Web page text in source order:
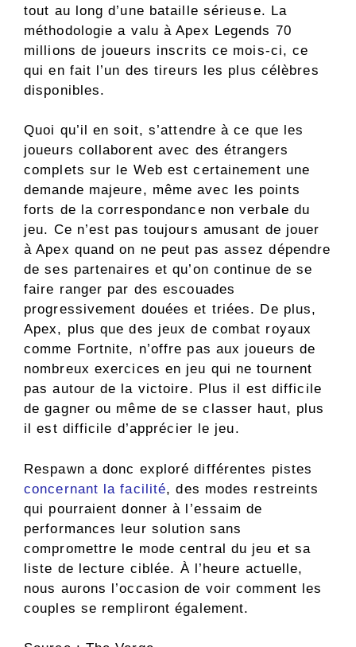
tout au long d’une bataille sérieuse. La
méthodologie a valu à Apex Legends 70
millions de joueurs inscrits ce mois-ci, ce
qui en fait l’un des tireurs les plus célèbres
disponibles.
Quoi qu’il en soit, s’attendre à ce que les
joueurs collaborent avec des étrangers
complets sur le Web est certainement une
demande majeure, même avec les points
forts de la correspondance non verbale du
jeu. Ce n’est pas toujours amusant de jouer
à Apex quand on ne peut pas assez dépendre
de ses partenaires et qu’on continue de se
faire ranger par des escouades
progressivement douées et triées. De plus,
Apex, plus que des jeux de combat royaux
comme Fortnite, n’offre pas aux joueurs de
nombreux exercices en jeu qui ne tournent
pas autour de la victoire. Plus il est difficile
de gagner ou même de se classer haut, plus
il est difficile d’apprécier le jeu.
Respawn a donc exploré différentes pistes
concernant la facilité, des modes restreints
qui pourraient donner à l’essaim de
performances leur solution sans
compromettre le mode central du jeu et sa
liste de lecture ciblée. À l’heure actuelle,
nous aurons l’occasion de voir comment les
couples se rempliront également.